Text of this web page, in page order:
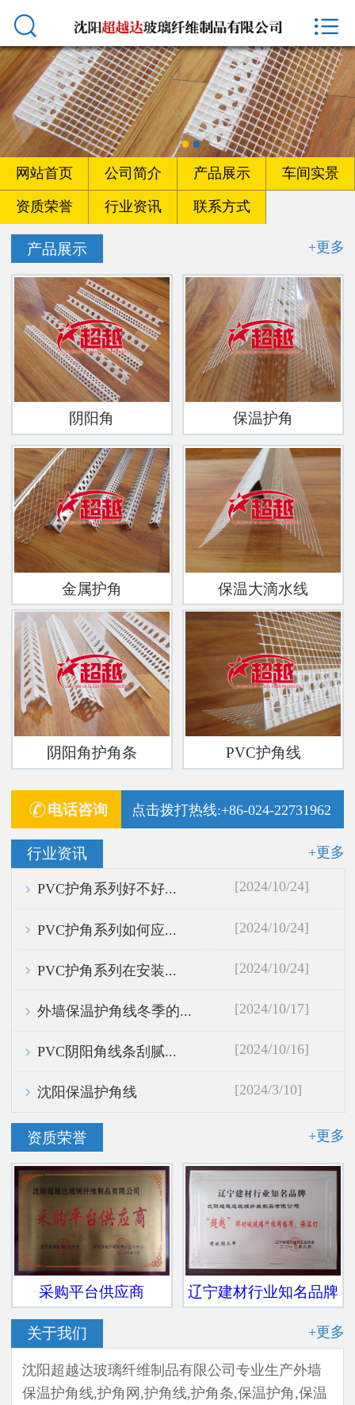
 首页
网站首页
公司简介
产品展示
车间实景
资质荣誉
联系方式
 
网站首页 公司简介 产品展示 车间实景
资质荣誉 行业资讯 联系方式
产品展示 +更多
阴阳角 保温护角
金属护角 保温大滴水线
阴阳角护角条 PVC护角线
电话咨询 点击拨打热线:+86-024-22731962
行业资讯 +更多
[2024/10/24]
PVC护角系列好不好...
[2024/10/24]
PVC护角系列如何应...
[2024/10/24]
PVC护角系列在安装...
[2024/10/17]
外墙保温护角线冬季的...
[2024/10/16]
PVC阴阳角线条刮腻...
[2024/3/10]
沈阳保温护角线
资质荣誉 +更多
采购平台供应商 辽宁建材行业知名品牌
关于我们 +更多
沈阳超越达玻璃纤维制品有限公司专业生产外墙
保温护角线,护角网,护角线,护角条,保温护角,保温